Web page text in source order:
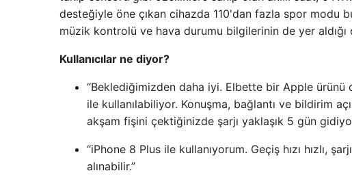
desteğiyle öne çıkan cihazda 110'dan fazla spor modu
müzik kontrolü ve hava durumu bilgilerinin de yer aldığı
Kullanıcılar ne diyor?
“Beklediğimizden daha iyi. Elbette bir Apple ürünü
ile kullanılabiliyor. Konuşma, bağlantı ve bildirim
akşam fişini çektiğinizde şarjı yaklaşık 5 gün
“iPhone 8 Plus ile kullanıyorum. Geçiş hızı hızlı,
alınabilir.”